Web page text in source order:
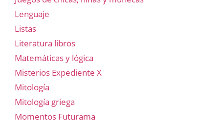
Lenguaje
Listas
Literatura libros
Matemáticas y lógica
Misterios Expediente X
Mitología
Mitología griega
Momentos Futurama